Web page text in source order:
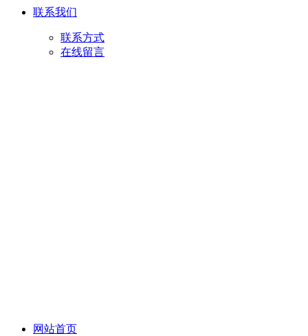
联系我们
联系方式
在线留言
网站首页